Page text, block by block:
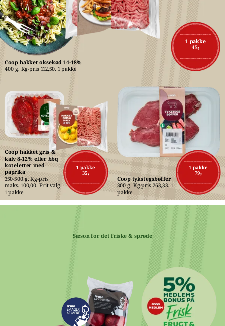
1 pakke
45,-
Coop hakket oksekød 14-18%
400 g. Kg-pris 112,50. 1 pakke
1 pakke
35,-
Coop hakket gris &
kalv 8-12% eller bbq
koteletter med
paprika
350-500 g. Kg-pris
maks. 100,00. Frit valg.
1 pakke
1 pakke
79,-
Coop tykstegsbøffer
300 g. Kg-pris 263,33. 1
pakke
Sæson for det friske & sprøde